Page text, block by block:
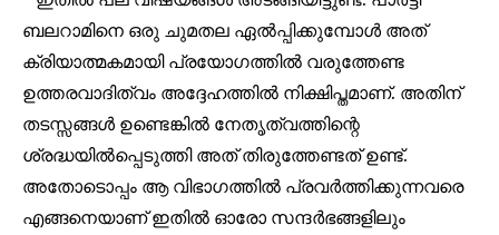
ബലറാമിനെ ഒരു ചുമതല ഏൽപ്പിക്കുമ്പോൾ അത്
ക്രിയാത്മകമായി പ്രയോഗത്തിൽ വരുത്തേണ്ട
ഉത്തരവാദിത്വം അദ്ദേഹത്തിൽ നിക്ഷിപ്തമാണ്. അതിന്
തടസ്സങ്ങൾ ഉണ്ടെങ്കിൽ നേതൃത്വത്തിന്റെ
ശ്രദ്ധയിൽപ്പെടുത്തി അത് തിരുത്തേണ്ടത് ഉണ്ട്.
അതോടൊപ്പം ആ വിഭാഗത്തിൽ പ്രവർത്തിക്കുന്നവരെ
എങ്ങനെയാണ് ഇതിൽ ഓരോ സന്ദർഭങ്ങളിലും